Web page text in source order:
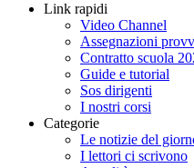
Link rapidi
Video Channel
Assegnazioni
Contratto scuola
Guide e tutorial
Sos dirigenti
I nostri corsi
Categorie
Le notizie del
I lettori ci scrivono